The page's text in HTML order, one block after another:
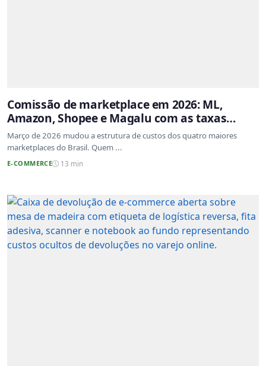
Comissão de marketplace em 2026: ML,
Amazon, Shopee e Magalu com as taxas
atualizadas
Março de 2026 mudou a estrutura de custos dos quatro maiores
marketplaces do Brasil. Quem ...
E-COMMERCE 13 min